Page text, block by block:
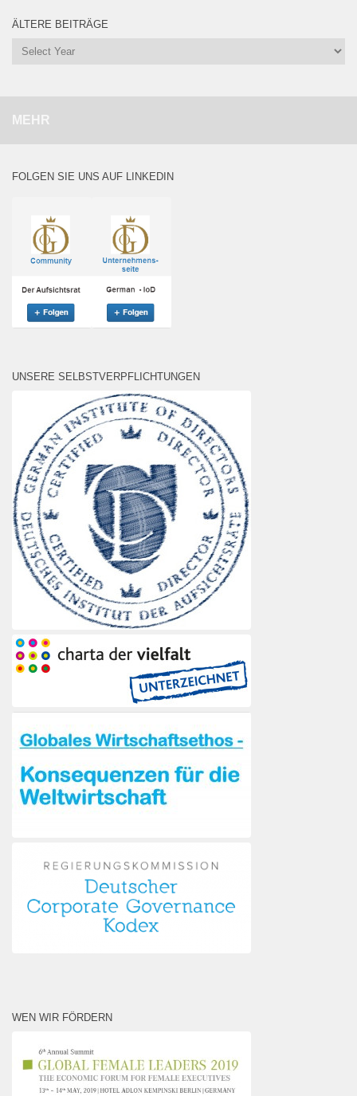
ÄLTERE BEITRÄGE
MEHR
FOLGEN SIE UNS AUF LINKEDIN
UNSERE SELBSTVERPFLICHTUNGEN
WEN WIR FÖRDERN